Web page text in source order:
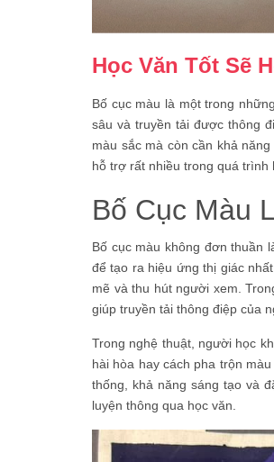
Học Văn Tốt Sẽ
Bố cục màu là một trong
sâu và truyền tải được thông
màu sắc mà còn cần khả
hỗ trợ rất nhiều trong quá trình
Bố Cục Màu
Bố cục màu không đơn thuần
để tạo ra hiệu ứng thị giác
mẽ và thu hút người xem.
giúp truyền tải thông điệp của
Trong nghệ thuật, người học
hài hòa hay cách pha trộn
thống, khả năng sáng tạo và
luyện thông qua học văn.